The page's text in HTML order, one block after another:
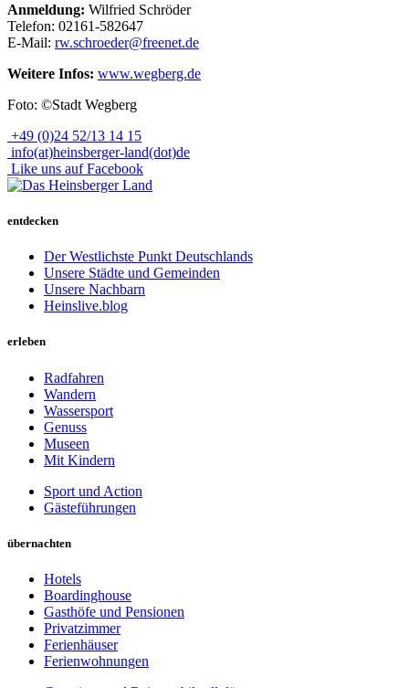
Anmeldung: Wilfried Schröder
Telefon: 02161-582647
E-Mail: rw.schroeder@freenet.de
Weitere Infos: www.wegberg.de
Foto: ©Stadt Wegberg
+49 (0)24 52/13 14 15
info(at)heinsberger-land(dot)de
Like uns auf Facebook
entdecken
Der Westlichste Punkt Deutschlands
Unsere Städte und Gemeinden
Unsere Nachbarn
Heinslive.blog
erleben
Radfahren
Wandern
Wassersport
Genuss
Museen
Mit Kindern
Sport und Action
Gästeführungen
übernachten
Hotels
Boardinghouse
Gasthöfe und Pensionen
Privatzimmer
Ferienhäuser
Ferienwohnungen